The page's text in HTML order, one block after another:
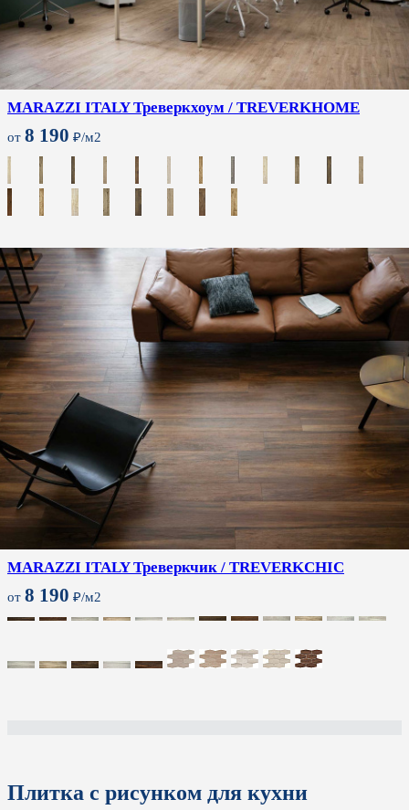
MARAZZI ITALY Треверкхоум / TREVERKHOME
от 8 190 ₽/м2
MARAZZI ITALY Треверкчик / TREVERKCHIC
от 8 190 ₽/м2
Плитка с рисунком для кухни